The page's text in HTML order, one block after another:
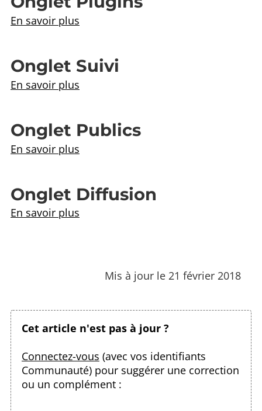
En savoir plus
Onglet Suivi
En savoir plus
Onglet Publics
En savoir plus
Onglet Diffusion
En savoir plus
Mis à jour le 21 février 2018
Cet article n'est pas à jour ?
Connectez-vous (avec vos identifiants
Communauté) pour suggérer une correction
ou un complément :